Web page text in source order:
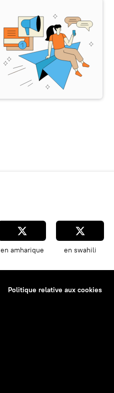
en amharique en swahili
Politique relative aux cookies